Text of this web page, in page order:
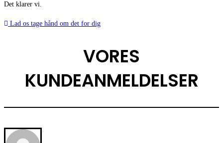
Det klarer vi.
Lad os tage hånd om det for dig
VORES
KUNDEANMELDELSER